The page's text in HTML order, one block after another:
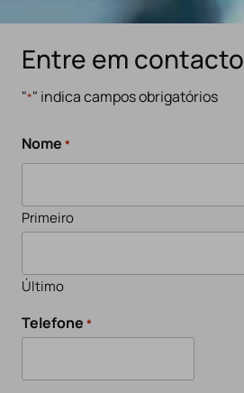
Entre em contacto
"*" indica campos obrigatórios
Nome *
Primeiro
Último
Telefone *